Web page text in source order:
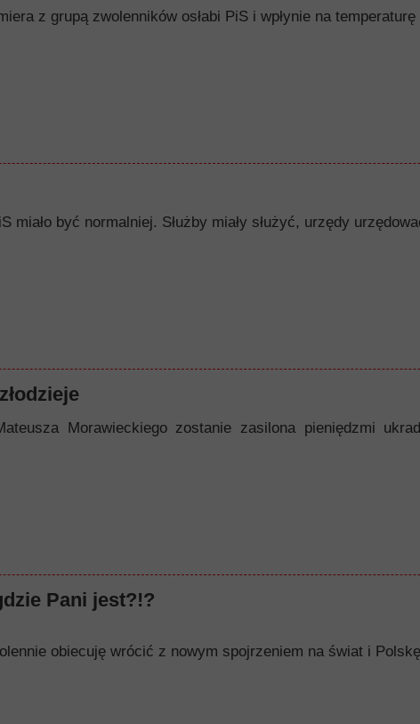
z grupą zwolenników osłabi PiS i wpłynie na
miało być normalniej. Służby miały służyć, urzędy
Morawieckiego zostanie zasilona pieniędzmi
Pani jest?!?
obiecuję wrócić z nowym spojrzeniem na świat i